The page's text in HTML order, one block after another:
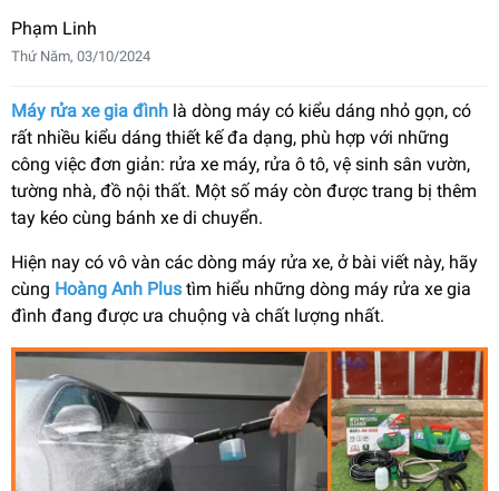
Phạm Linh
Thứ Năm, 03/10/2024
Máy rửa xe gia đình là dòng máy có kiểu dáng nhỏ gọn, có
rất nhiều kiểu dáng thiết kế đa dạng, phù hợp với những
công việc đơn giản: rửa xe máy, rửa ô tô, vệ sinh sân vườn,
tường nhà, đồ nội thất. Một số máy còn được trang bị thêm
tay kéo cùng bánh xe di chuyển.
Hiện nay có vô vàn các dòng máy rửa xe, ở bài viết này, hãy
cùng Hoàng Anh Plus tìm hiểu những dòng máy rửa xe gia
đình đang được ưa chuộng và chất lượng nhất.